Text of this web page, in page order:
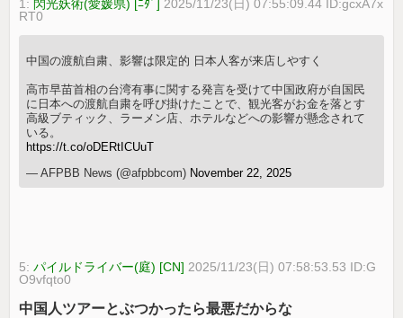
1: 閃光妖術(愛媛県) [ﾆﾀﾞ] 2025/11/23(日) 07:55:09.44 ID:gcxA7x
RT0
中国の渡航自粛、影響は限定的 日本人客が来店しやすく
高市早苗首相の台湾有事に関する発言を受けて中国政府が自国民
に日本への渡航自粛を呼び掛けたことで、観光客がお金を落とす
高級ブティック、ラーメン店、ホテルなどへの影響が懸念されて
いる。
https://t.co/oDERtICUuT
— AFPBB News (@afpbbcom) November 22, 2025
5:パイルドライバー(庭) [CN] 2025/11/23(日) 07:58:53.53 ID:G
O9vfqto0
中国人ツアーとぶつかったら最悪だからな